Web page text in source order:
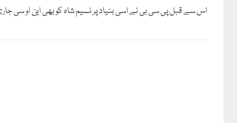
اس سے قبل پی سی بی نے اسی بنیاد پر نسیم شاہ کو بھی این او سی